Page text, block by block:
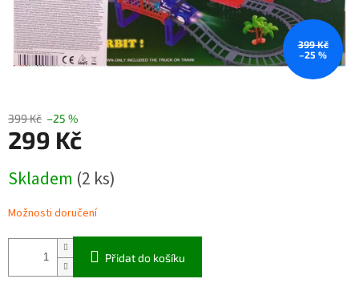
399 Kč
–25 %
399 Kč –25 %
299 Kč
cena:
Skladem (2 ks)
Možnosti doručení
Přidat do košíku